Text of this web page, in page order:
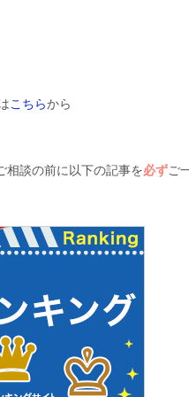
こちらから
相談の前に以下の記事を必ずご